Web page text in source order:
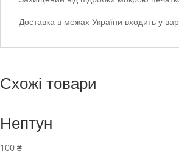
Доставка в межах України входить у
Схожі товари
Нептун
100₴